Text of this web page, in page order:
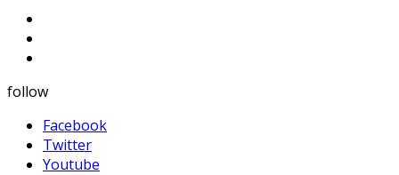
follow
Facebook
Twitter
Youtube